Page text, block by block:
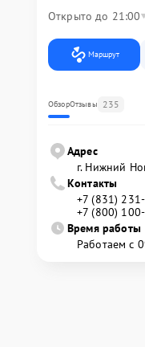
Открыто до 21:00
Маршрут
ОбзорОтзывы 235
Адрес
г. Нижний
Контакты
+7 (831)
+7 (800)
Время работы
Работаем с